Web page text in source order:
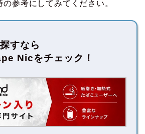
参考にしてみてください。
すなら
Nicをチェック！